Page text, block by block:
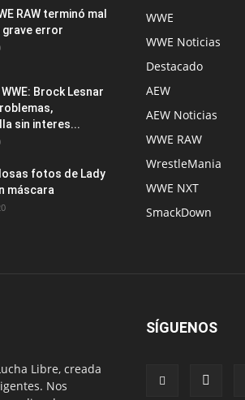
RAW terminó mal
grave error
Brock Lesnar
sin interes...
fotos de Lady
máscara
WWE
WWE Noticias
Destacado
AEW
AEW Noticias
WWE RAW
WrestleMania
WWE NXT
SmackDown
Libre, creada
Nos
SÍGUENOS